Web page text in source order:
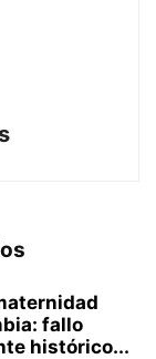
fallo
histórico...